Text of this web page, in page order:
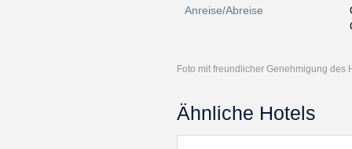
Anreise/Abreise
Foto mit freundlicher Genehmigung des
Ähnliche Hotels